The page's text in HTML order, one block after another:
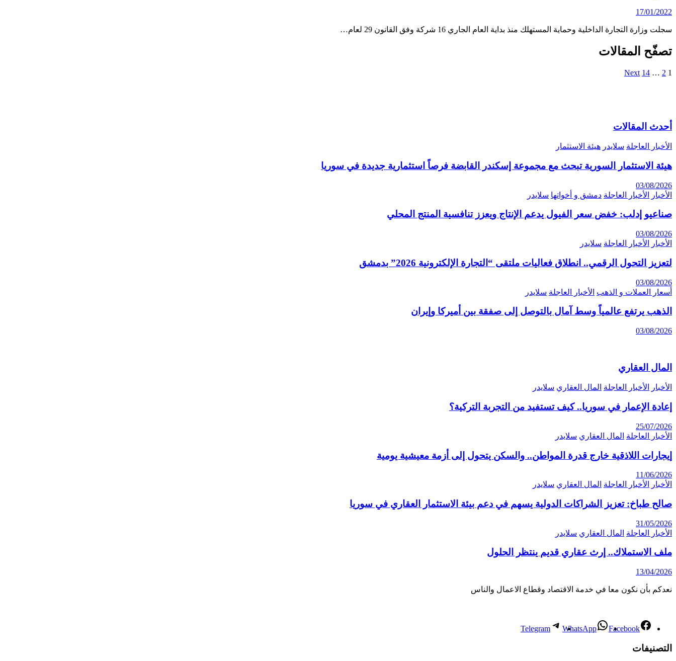
17/01/2022
سجلت وزارة التجارة الداخلية وحماية المستهلك منذ بداية العام الجاري 16 شركة وفق القانون 29 لعام…
تصفّح المقالات
1
2
…
14
Next
أحدث المقالات
الأخبار العاجلة سلايدر هيئة الاستثمار
هيئة الاستثمار السورية تبحث مع مجموعة إسكندر القابضة فرصاً استثمارية جديدة في سوريا
03/08/2026
الأخبار
الأخبار العاجلة دمشق و أخواتها سلايدر
صناعيو إدلب: خفض سعر الفيول يدعم الإنتاج ويعزز تنافسية المنتج المحلي
03/08/2026
الأخبار
الأخبار العاجلة سلايدر
لتعزيز التحول الرقمي.. انطلاق فعاليات ملتقى “التجارة الإلكترونية 2026” بدمشق
03/08/2026
أسعار العملات و الذهب الأخبار العاجلة سلايدر
الذهب يرتفع عالمياً وسط آمال بالتوصل إلى صفقة بين أميركا وإيران
03/08/2026
المال العقاري
الأخبار الأخبار العاجلة المال العقاري سلايدر
إعادة الإعمار في سوريا.. كيف تستفيد من التجربة التركية؟
25/07/2026
الأخبار العاجلة المال العقاري سلايدر
إيجارات اللاذقية خارج قدرة المواطن.. والسكن يتحول إلى أزمة معيشية يومية
11/06/2026
الأخبار
الأخبار العاجلة المال العقاري سلايدر
صالح طباخ: تعزيز الشراكات الدولية يسهم في دعم بيئة الاستثمار العقاري في سوريا
31/05/2026
الأخبار العاجلة المال العقاري سلايدر
ملف الاستملاك.. إرث عقاري قديم ينتظر الحلول
13/04/2026
نعدكم بأن نكون معا في خدمة الاقتصاد وقطاع الاعمال والناس
Facebook
WhatsApp
Telegram
التصنيفات